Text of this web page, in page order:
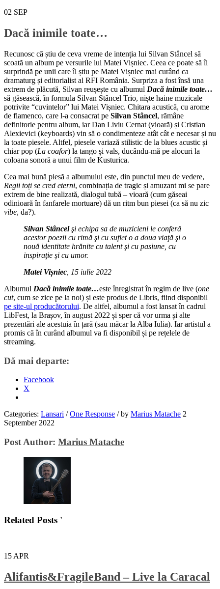
02 SEP
Dacă inimile toate…
Recunosc că știu de ceva vreme de intenția lui Silvan Stâncel să
scoată un album pe versurile lui Matei Vișniec. Ceea ce poate să îi
surprindă pe unii care îl știu pe Matei Vișniec mai curând ca
dramaturg și editorialist al RFI România. Surpriza a fost însă una
extrem de plăcută, Silvan reușește cu albumul Dacă inimile toate…
să găsească, în formula Silvan Stâncel Trio, niște haine muzicale
potrivite “cuvintelor” lui Matei Vișniec. Chitara acustică, cu arome
de flamenco, care l-a consacrat pe Silvan Stâncel, rămâne
definitorie pentru album, iar Dan Liviu Cernat (vioară) și Cristian
Alexievici (keyboards) vin să o condimenteze atât cât e necesar și nu
la toate piesele. Altfel, piesele variază stilistic de la blues acustic și
chiar pop (La coafor) la tango și vals, ducându-mă pe alocuri la
coloana sonoră a unui film de Kusturica.
Cea mai bună piesă a albumului este, din punctul meu de vedere,
Regii toți se cred eterni, combinația de tragic și amuzant mi se pare
extrem de bine realizată, dialogul tubă – vioară (cum găseai
odinioară în fanfarele mortuare) dă un ritm bun piesei (ca să nu zic
vibe, da?).
Silvan Stâncelşi echipa sa de muzicieni le conferă
acestor poezii cu rimă şi cu suflet o a doua viaţă şi o
nouă identitate hrănite cu talent şi cu pasiune, cu
inspiraţie şi cu umor.
Matei Vișniec , 15 iulie 2022
Albumul Dacă inimile toate…este înregistrat în regim de live (one
cut, cum se zice pe la noi) și este produs de Libris, fiind disponibil
pe site-ul producătorului. De altfel, albumul a fost lansat în cadrul
LibFest, la Brașov, în august 2022 și sper că vor urma și alte
prezentări ale acestuia în țară (sau măcar la Alba Iulia). Iar artistul a
promis că în curând albumul va fi disponibil și pe rețelele de
streaming.
Dă mai departe:
Facebook
X
Categories: Lansari / One Response /by Marius Matache 2
September 2022
Post Author: Marius Matache
Related Posts '
15 APR
Alifantis&FragileBand – Live la Caracal